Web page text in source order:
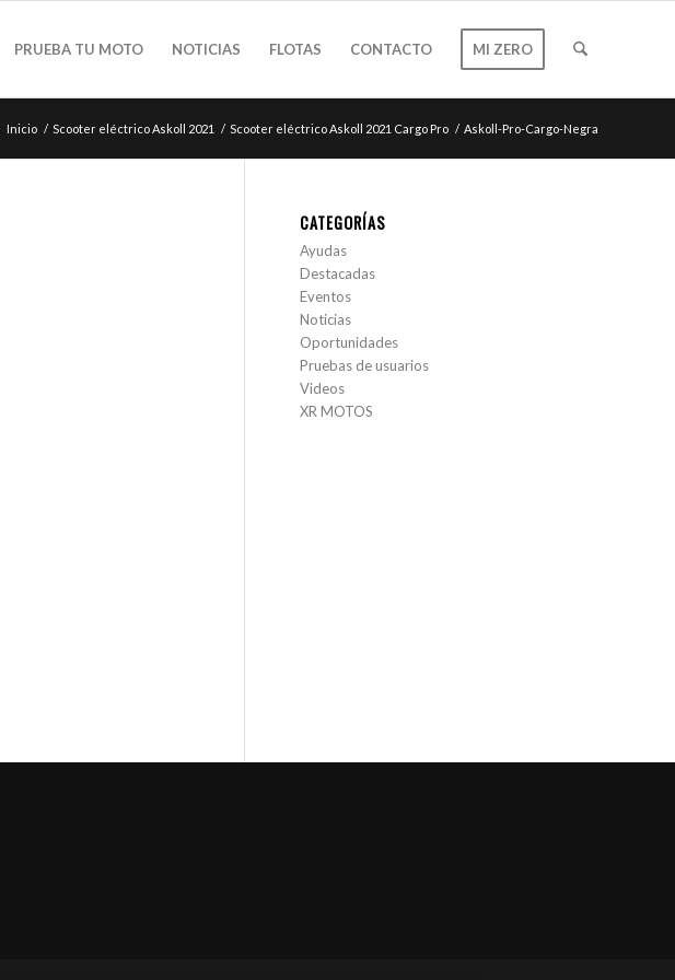
PRUEBA TU MOTO NOTICIAS FLOTAS CONTACTO MI ZERO
Inicio / Scooter eléctrico Askoll 2021 / Scooter eléctrico Askoll 2021 Cargo Pro / Askoll-Pro-Cargo-Negra
CATEGORÍAS
Ayudas
Destacadas
Eventos
Noticias
Oportunidades
Pruebas de usuarios
Videos
XR MOTOS